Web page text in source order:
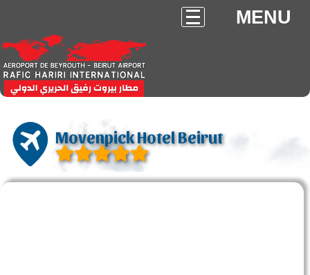
MENU
Movenpick Hotel Beirut